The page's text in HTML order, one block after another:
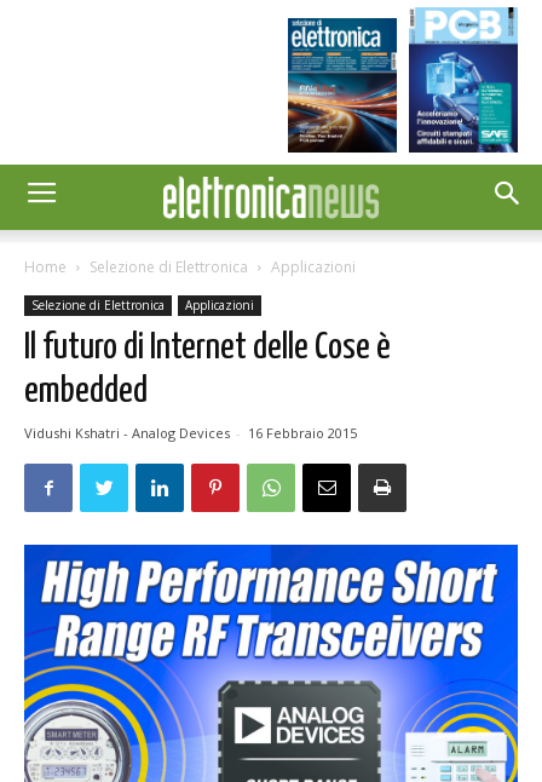
Home Selezione di Elettronica Applicazioni
Selezione di Elettronica Applicazioni
Il futuro di Internet delle Cose è
embedded
Vidushi Kshatri - Analog Devices - 16 Febbraio 2015